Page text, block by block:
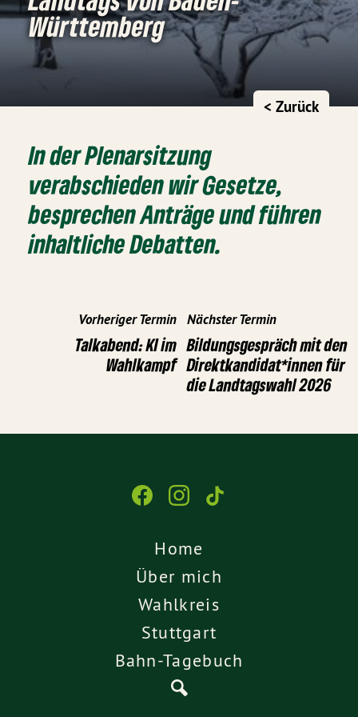
Württemberg
< Zurück
In der Plenarsitzung
verabschieden wir Gesetze,
besprechen Anträge und führen
inhaltliche Debatten.
Vorheriger Termin
Talkabend: KI im
Wahlkampf
Nächster Termin
Bildungsgespräch mit den
Direktkandidat*innen für
die Landtagswahl 2026
Home
Über mich
Wahlkreis
Stuttgart
Bahn-Tagebuch